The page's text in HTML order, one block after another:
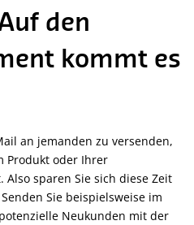
den
kommt es
an jemanden zu versenden,
Produkt oder Ihrer
sparen Sie sich diese Zeit
Sie beispielsweise im
Neukunden mit der